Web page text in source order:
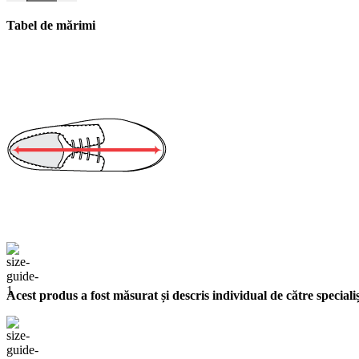
Tabel de mărimi
Acest produs a fost măsurat și descris individual de către